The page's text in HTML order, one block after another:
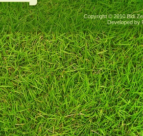
Copyright © 2010 Bidi
Developed by